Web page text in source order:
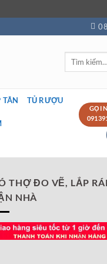
Tìm
TÂN TỦ RƯỢU
GỌI
THỢ ĐO VẼ, LẮP
NHÀ